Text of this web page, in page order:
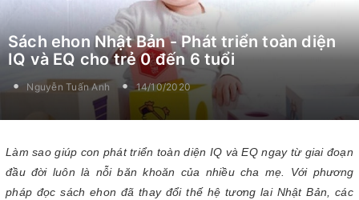
Sách ehon Nhật Bản - Phát triển toàn diện
IQ và EQ cho trẻ 0 đến 6 tuổi
Nguyễn Tuấn Anh 14/10/2020
Làm sao giúp con phát triển toàn diện IQ và EQ ngay từ giai đoạn
đầu đời luôn là nỗi băn khoăn của nhiều cha mẹ. Với phương
pháp đọc sách ehon đã thay đổi thế hệ tương lai Nhật Bản, các